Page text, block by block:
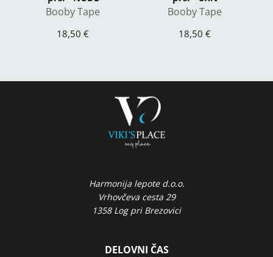
Booby Tape
18,50 €
Booby Tape
18,50 €
Harmonija lepote d.o.o.
Vrhovčeva cesta 29
1358 Log pri Brezovici
DELOVNI ČAS